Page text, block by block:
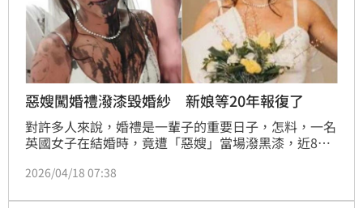
惡嫂闖婚禮潑漆毀婚紗 新娘等20年報復了
對許多人來說，婚禮是一輩子的重要日子，怎料，一名
英國女子在結婚時，竟遭「惡嫂」當場潑黑漆，近8萬
2026/04/18 07:38